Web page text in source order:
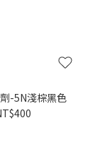
-5N淺棕黑色